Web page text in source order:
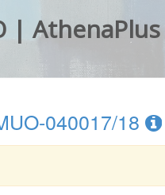
| AthenaPlus
040017/18